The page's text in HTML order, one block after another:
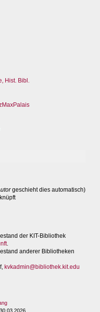
Hist. Bibl.
geschieht dies automatisch)
der KIT-Bibliothek
.
anderer Bibliotheken
kvkadmin@bibliothek.kit.edu